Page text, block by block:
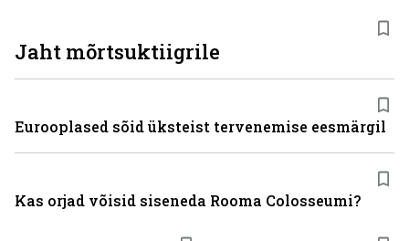
Jaht mõrtsuktiigrile
Eurooplased sõid üksteist tervenemise eesmärgil
Kas orjad võisid siseneda Rooma Colosseumi?